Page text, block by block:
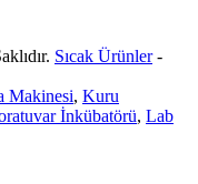
Sıcak Ürünler-
Makinesi, Kuru
İnkübatörü, Lab